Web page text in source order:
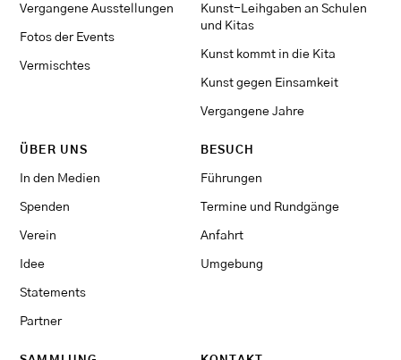
Vergangene Ausstellungen
Fotos der Events
Vermischtes
Kunst-Leihgaben an Schulen
und Kitas
Kunst kommt in die Kita
Kunst gegen Einsamkeit
Vergangene Jahre
ÜBER UNS
In den Medien
Spenden
Verein
Idee
Statements
Partner
BESUCH
Führungen
Termine und Rundgänge
Anfahrt
Umgebung